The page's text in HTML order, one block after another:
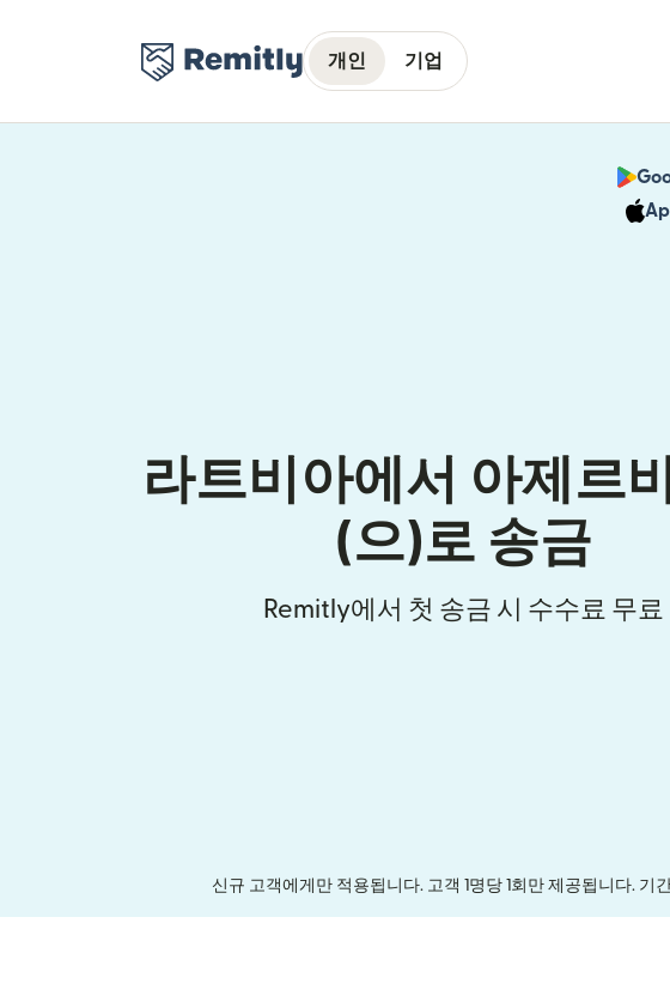
개인 기업
라트비아에서 아제르
(으)로 송금
Remitly에서 첫 송금 시 수수료 무료
신규 고객에게만 적용됩니다. 고객 1명당 1회만 제공됩니다.